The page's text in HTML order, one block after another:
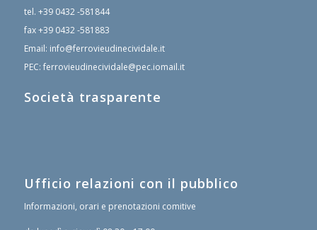
tel. +39 0432 -581844
fax+39 0432 -581883
Email: info@ferrovieudinecividale.it
PEC: ferrovieudinecividale@pec.iomail.it
Società trasparente
Ufficio relazioni con il pubblico
Informazioni, orari e prenotazioni comitive